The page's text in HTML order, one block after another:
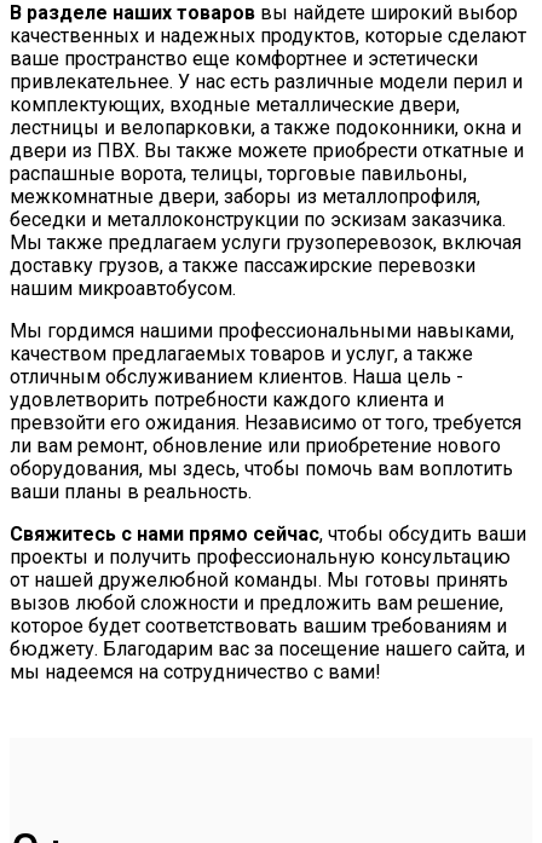
В разделе наших товаров вы найдете широкий выбор
качественных и надежных продуктов, которые сделают
ваше пространство еще комфортнее и эстетически
привлекательнее. У нас есть различные модели перил и
комплектующих, входные металлические двери,
лестницы и велопарковки, а также подоконники, окна и
двери из ПВХ. Вы также можете приобрести откатные и
распашные ворота, телицы, торговые павильоны,
межкомнатные двери, заборы из металлопрофиля,
беседки и металлоконструкции по эскизам заказчика.
Мы также предлагаем услуги грузоперевозок, включая
доставку грузов, а также пассажирские перевозки
нашим микроавтобусом.
Мы гордимся нашими профессиональными навыками,
качеством предлагаемых товаров и услуг, а также
отличным обслуживанием клиентов. Наша цель -
удовлетворить потребности каждого клиента и
превзойти его ожидания. Независимо от того, требуется
ли вам ремонт, обновление или приобретение нового
оборудования, мы здесь, чтобы помочь вам воплотить
ваши планы в реальность.
Свяжитесь с нами прямо сейчас, чтобы обсудить ваши
проекты и получить профессиональную консультацию
от нашей дружелюбной команды. Мы готовы принять
вызов любой сложности и предложить вам решение,
которое будет соответствовать вашим требованиям и
бюджету. Благодарим вас за посещение нашего сайта, и
мы надеемся на сотрудничество с вами!